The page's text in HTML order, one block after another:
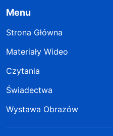
Menu
Strona Główna
Materiały Wideo
Czytania
Świadectwa
Wystawa Obrazów